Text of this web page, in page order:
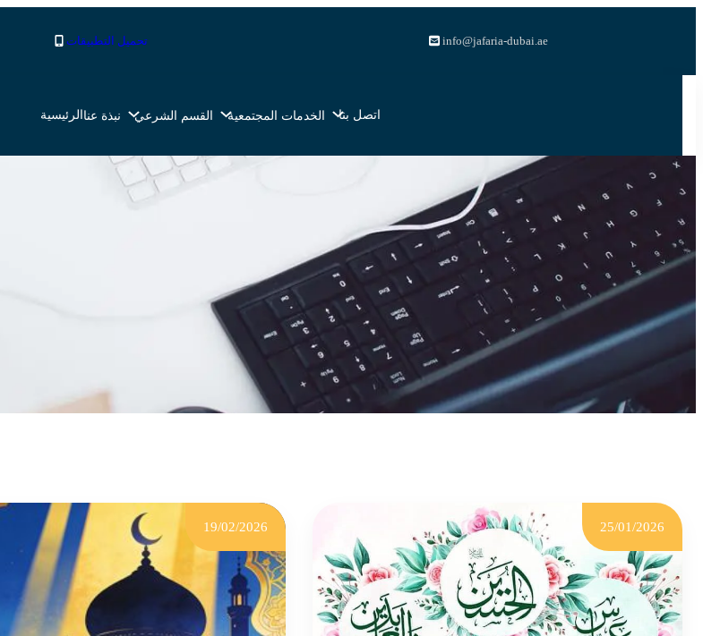
تحميل التطبيقات info@jafaria-dubai.ae
الرئيسية نبذة عنا القسم الشرعي الخدمات المجتمعية اتصل بنا
19/02/2026 25/01/2026